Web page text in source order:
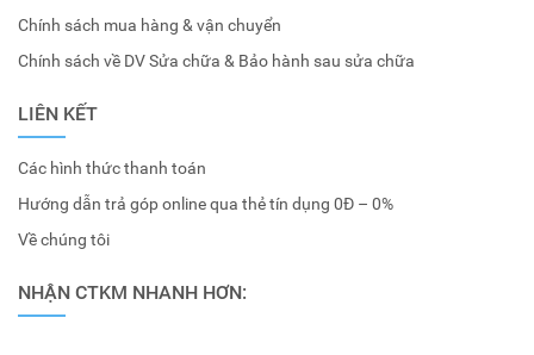
Chính sách mua hàng & vận chuyển
Chính sách về DV Sửa chữa & Bảo hành sau sửa chữa
LIÊN KẾT
Các hình thức thanh toán
Hướng dẫn trả góp online qua thẻ tín dụng 0Đ – 0%
Về chúng tôi
NHẬN CTKM NHANH HƠN: